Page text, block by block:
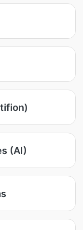
(AI)